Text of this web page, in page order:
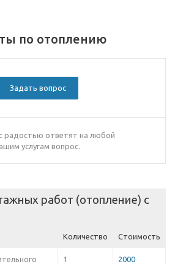
по отоплению
Задать вопрос
радостью ответят на любой
услугам вопрос.
работ (отопление) c
Количество Стоимость
1 2000